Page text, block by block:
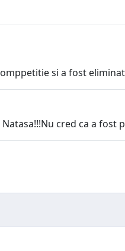
si a fost
cred ca a fost